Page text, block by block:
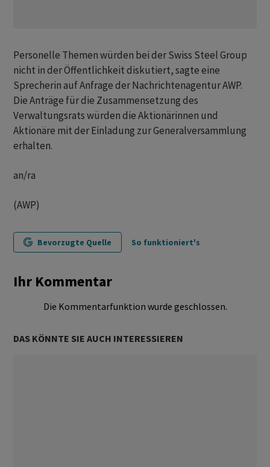
Personelle Themen würden bei der Swiss Steel Group
nicht in der Öffentlichkeit diskutiert, sagte eine
Sprecherin auf Anfrage der Nachrichtenagentur AWP.
Die Anträge für die Zusammensetzung des
Verwaltungsrats würden die Aktionärinnen und
Aktionäre mit der Einladung zur Generalversammlung
erhalten.
an/ra
(AWP)
Bevorzugte Quelle So funktioniert's
Ihr Kommentar
Die Kommentarfunktion wurde geschlossen.
DAS KÖNNTE SIE AUCH INTERESSIEREN